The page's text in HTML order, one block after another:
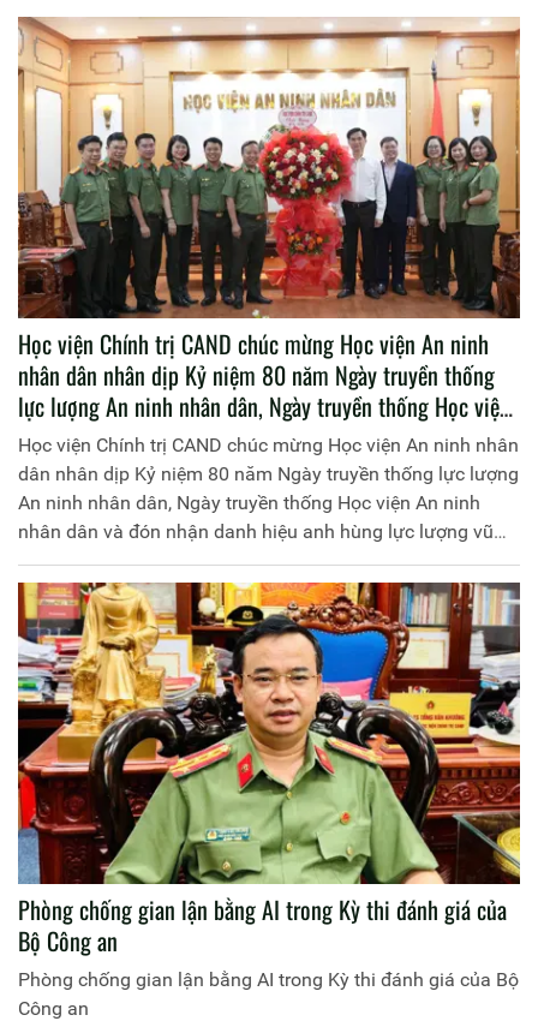
Học viện Chính trị CAND chúc mừng Học viện An ninh
nhân dân nhân dịp Kỷ niệm 80 năm Ngày truyền thống
lực lượng An ninh nhân dân, Ngày truyền thống Học viện
An ninh nhân dân và đón nhận danh hiệu anh hùng lực
lượng vũ trang nhân dân lần thứ Ba
Học viện Chính trị CAND chúc mừng Học viện An ninh nhân
dân nhân dịp Kỷ niệm 80 năm Ngày truyền thống lực lượng
An ninh nhân dân, Ngày truyền thống Học viện An ninh
nhân dân và đón nhận danh hiệu anh hùng lực lượng vũ
trang nhân dân lần thứ Ba
Phòng chống gian lận bằng AI trong Kỳ thi đánh giá của
Bộ Công an
Phòng chống gian lận bằng AI trong Kỳ thi đánh giá của Bộ
Công an